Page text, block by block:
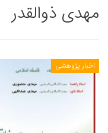
مهدی ذوالقدر
اخبار پژوهشی